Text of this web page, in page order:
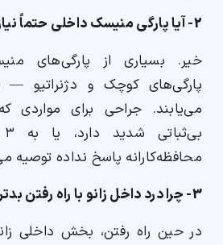
2- آیا پارگی منیسک داخلی حتماً نیاز به عمل دارد؟
خیر. بسیاری از پارگی‌های
پارگی‌های کوچک و دژنراتیو —
می‌یابند. جراحی برای مواردی
محافظه‌کارانه پاسخ نداده توصیه
3- چرا درد داخل زانو با راه رفتن بدتر می‌شود؟
در حین راه رفتن، بخش داخلی